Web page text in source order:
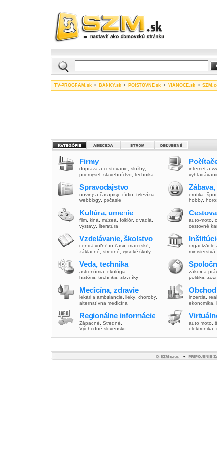
TV-PROGRAM.sk • BANKY.sk • POISTOVNE.sk • VIANOCE.sk •
Firmy
doprava a cestovanie služby
priemysel stavebníctvo technika
Spravodajstvo
noviny a časopisy rádio televízia
webblogy počasie
Kultúra, umenie
film kiná múzeá folklór, divadlá
výstavy literatúra
Vzdelávanie, školstvo
centrá voľného času materské
základné
stredné vysoké školy
Veda, technika
astronómia
ekológia
história
technika slovníky
Medicína, zdravie
lekári a ambulancie lieky choroby
alternatívna medicína
Regionálne informácie
Západné Stredné
Východné slovensko
internet a
erotika
hobby
auto-moto
cestovné
organizácie
ministerstvá
zákon a
politika
inzercia
ekonomika
auto moto
elektronika,